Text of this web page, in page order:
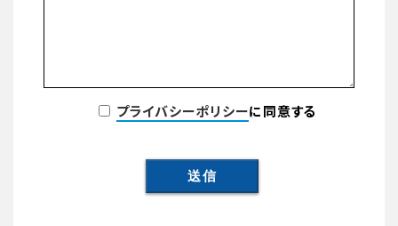
プライバシーポリシーに同意する